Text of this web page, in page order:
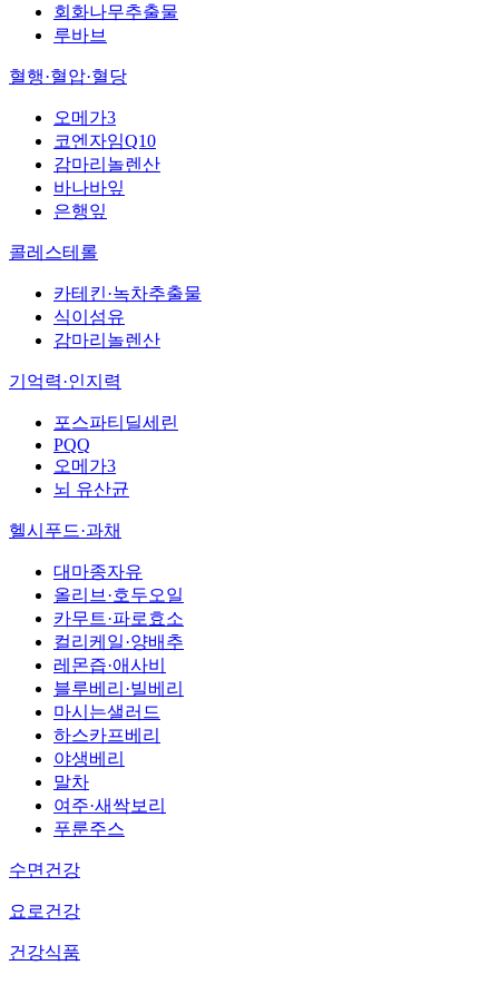
회화나무추출물
루바브
혈행·혈압·혈당
오메가3
코엔자임Q10
감마리놀렌산
바나바잎
은행잎
콜레스테롤
카테킨·녹차추출물
식이섬유
감마리놀렌산
기억력·인지력
포스파티딜세린
PQQ
오메가3
뇌 유산균
헬시푸드·과채
대마종자유
올리브·호두오일
카무트·파로효소
컬리케일·양배추
레몬즙·애사비
블루베리·빌베리
마시는샐러드
하스카프베리
야생베리
말차
여주·새싹보리
푸룬주스
수면건강
요로건강
건강식품